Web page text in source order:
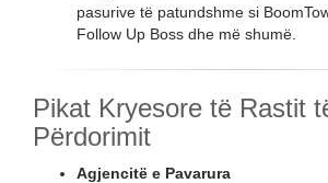
pasurive të patundshme si
Follow Up Boss dhe më shumë.
Pikat Kryesore të Rastit
Përdorimit
Agjencitë e Pavarura